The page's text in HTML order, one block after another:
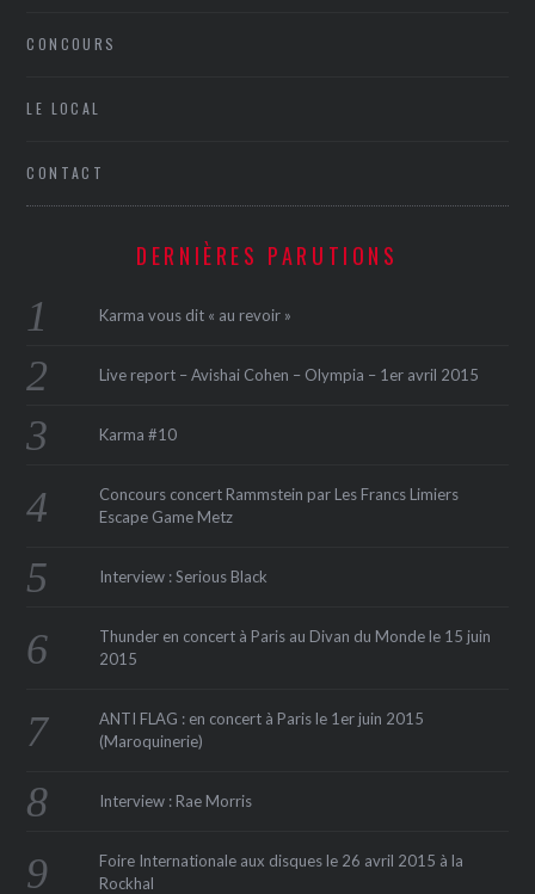
CONCOURS
LE LOCAL
CONTACT
DERNIÈRES PARUTIONS
Karma vous dit « au revoir »
Live report – Avishai Cohen – Olympia – 1er avril 2015
Karma #10
Concours concert Rammstein par Les Francs Limiers
Escape Game Metz
Interview : Serious Black
Thunder en concert à Paris au Divan du Monde le 15 juin
2015
ANTI FLAG : en concert à Paris le 1er juin 2015
(Maroquinerie‏)
Interview : Rae Morris
Foire Internationale aux disques le 26 avril 2015 à la
Rockhal